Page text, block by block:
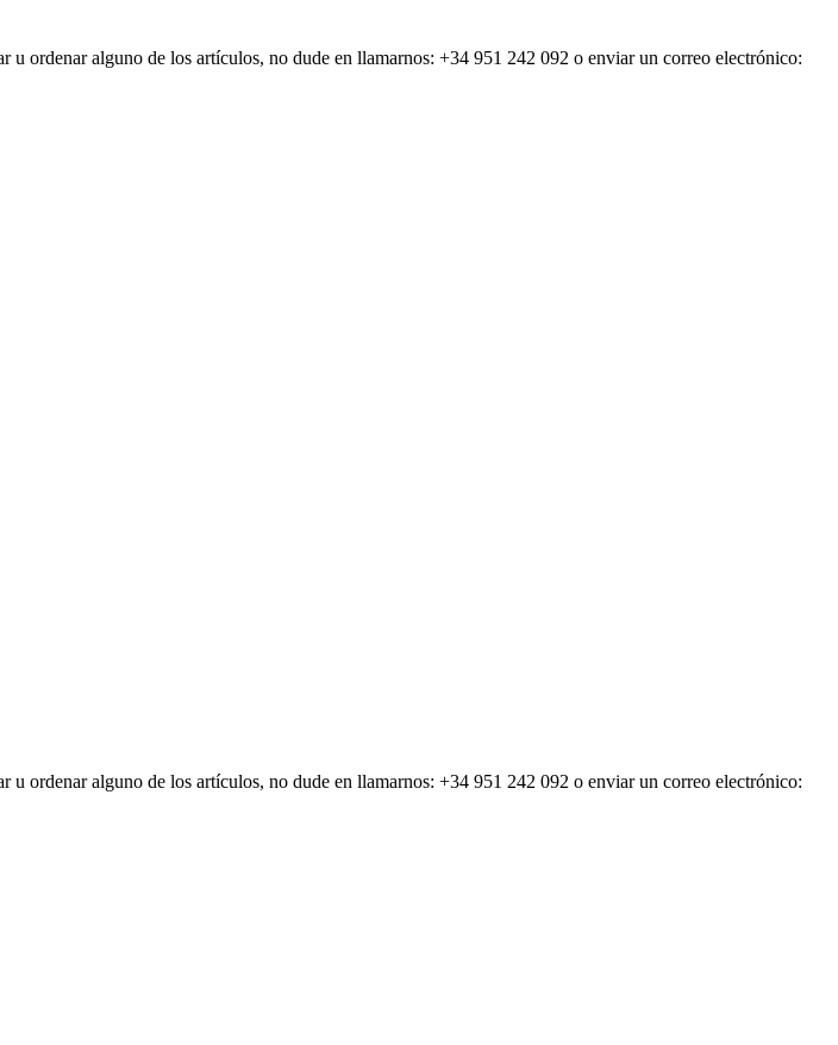
u ordenar alguno de los artículos, no dude en llamarnos: +34 951 242 092 o enviar un correo electrónico:
u ordenar alguno de los artículos, no dude en llamarnos: +34 951 242 092 o enviar un correo electrónico: